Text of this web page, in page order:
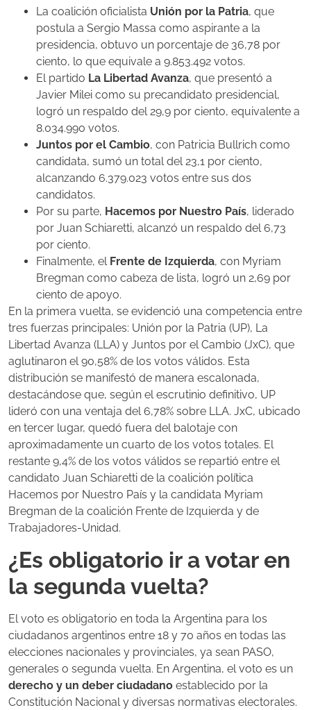
La coalición oficialista Unión por la Patria, que
postula a Sergio Massa como aspirante a la
presidencia, obtuvo un porcentaje de 36,78 por
ciento, lo que equivale a 9.853.492 votos.
El partido La Libertad Avanza, que presentó a
Javier Milei como su precandidato presidencial,
logró un respaldo del 29,9 por ciento, equivalente a
8.034.990 votos.
Juntos por el Cambio, con Patricia Bullrich como
candidata, sumó un total del 23,1 por ciento,
alcanzando 6.379.023 votos entre sus dos
candidatos.
Por su parte, Hacemos por Nuestro País, liderado
por Juan Schiaretti, alcanzó un respaldo del6,73
por ciento.
Finalmente, el Frente de Izquierda, con Myriam
Bregman como cabeza de lista, logró un 2,69 por
ciento de apoyo.
En la primera vuelta, se evidenció una competencia entre
tres fuerzas principales: Unión por la Patria (UP), La
Libertad Avanza (LLA) y Juntos por el Cambio (JxC), que
aglutinaron el 90,58% de los votos válidos. Esta
distribución se manifestó de manera escalonada,
destacándose que, según el escrutinio definitivo, UP
lideró con una ventaja del 6,78% sobre LLA. JxC, ubicado
en tercer lugar, quedó fuera del balotaje con
aproximadamente un cuarto de los votos totales. El
restante 9,4% de los votos válidos se repartió entre el
candidato Juan Schiaretti de la coalición política
Hacemos por Nuestro País y la candidata Myriam
Bregman de la coalición Frente de Izquierda y de
Trabajadores-Unidad.
¿Es obligatorio ir a votar en
la segunda vuelta?
El voto es obligatorio en toda la Argentina para los
ciudadanos argentinos entre 18 y 70 años en todas las
elecciones nacionales y provinciales, ya sean PASO,
generales o segunda vuelta. En Argentina, el voto es un
derecho y un deber ciudadano establecido por la
Constitución Nacional y diversas normativas electorales.